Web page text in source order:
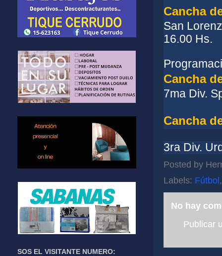
Cancha
San
16.00 Hs.
Cancha
7ma Div.
Cancha
3ra Div.
Posted by
Labels: Fútbol
No hay
Publicar
SOS EL VISITANTE NUMERO: